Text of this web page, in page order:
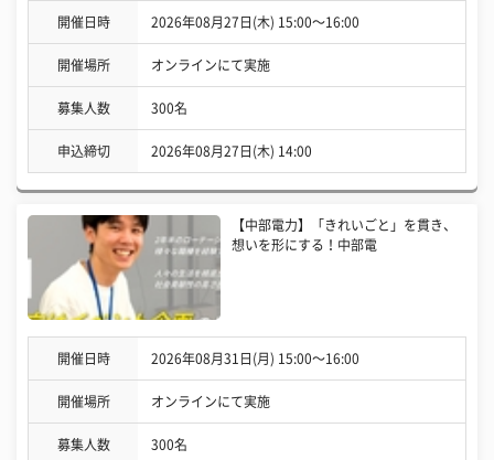
開催日時 2026年08月27日(木) 15:00〜16:00
開催場所 オンラインにて実施
募集人数 300名
申込締切 2026年08月27日(木) 14:00
【中部電力】「きれいごと」を貫き、
想いを形にする！中部電
開催日時 2026年08月31日(月) 15:00〜16:00
開催場所 オンラインにて実施
募集人数 300名